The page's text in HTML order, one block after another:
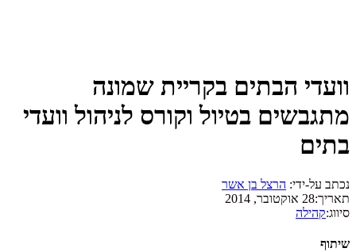
וועדי הבתים בקריית שמונה
מתגבשים בטיול וקורס לניהול וועדי
בתים
נכתב על-ידי: הרצל בן אשר
תאריך:28 אוקטובר, 2014
סיווג:קהילה
שיתוף